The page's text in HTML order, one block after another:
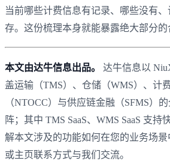
当前哪些计费信息有记录、哪些没有
存。这份梳理本身就能暴露绝大部分的
本文由达牛信息出品。
达牛信息以
盖运输（TMS）、仓储（WMS）、计
（NTOCC）与供应链金融（SFMS）
阵；其中 TMS SaaS、WMS SaaS 支持
解本文涉及的功能如何在您的业务场
或主页联系方式与我们交流。